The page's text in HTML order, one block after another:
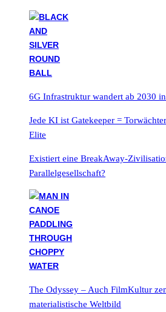
6G Infrastruktur wandert ab 2030
Jede KI ist Gatekeeper =
Elite
Existiert eine BreakAway-
Parallelgesellschaft?
The Odyssey – Auch FilmKultur
materialistische Weltbild